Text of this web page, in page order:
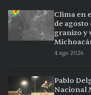
Clima en
de
granizo y
4 ago 2026
Pablo
Nacional